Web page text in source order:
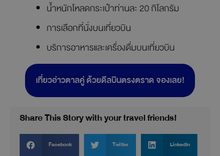
น้ำหนักโหลดกระเป๋าท่านละ 20 กิโลกรัม
การเลือกที่นั่งบนเที่ยวบิน
บริการอาหารและเครื่องดื่มบนเที่ยวบิน
เที่ยวอ่าวตาลคู่ ด้วยดีลบินตรงตราด จองเลย!
Share This Story with your travel friends!
Facebook Twitter LinkedIn